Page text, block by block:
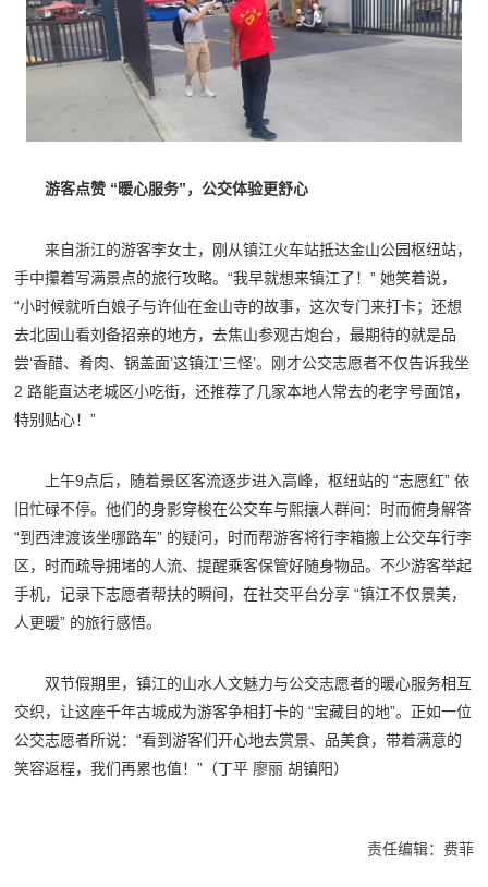
游客点赞 “暖心服务”，公交体验更舒心
来自浙江的游客李女士，刚从镇江火车站抵达金山公园枢纽站，
手中攥着写满景点的旅行攻略。“我早就想来镇江了！” 她笑着说，
“小时候就听白娘子与许仙在金山寺的故事，这次专门来打卡；还想
去北固山看刘备招亲的地方，去焦山参观古炮台，最期待的就是品
尝‘香醋、肴肉、锅盖面’这镇江‘三怪’。刚才公交志愿者不仅告诉我坐
2 路能直达老城区小吃街，还推荐了几家本地人常去的老字号面馆，
特别贴心！”
上午9点后，随着景区客流逐步进入高峰，枢纽站的 “志愿红” 依
旧忙碌不停。他们的身影穿梭在公交车与熙攘人群间：时而俯身解答
“到西津渡该坐哪路车” 的疑问，时而帮游客将行李箱搬上公交车行李
区，时而疏导拥堵的人流、提醒乘客保管好随身物品。不少游客举起
手机，记录下志愿者帮扶的瞬间，在社交平台分享 “镇江不仅景美，
人更暖” 的旅行感悟。
双节假期里，镇江的山水人文魅力与公交志愿者的暖心服务相互
交织，让这座千年古城成为游客争相打卡的 “宝藏目的地”。正如一位
公交志愿者所说：“看到游客们开心地去赏景、品美食，带着满意的
笑容返程，我们再累也值！”（丁平 廖丽 胡镇阳）
责任编辑：费菲